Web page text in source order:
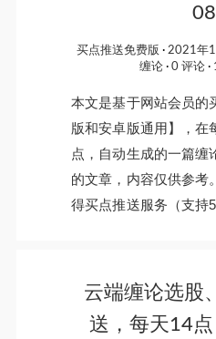
08
买点推送免费版 2021年
缠论
0 评论
本文是基于网站会员的
版和安卓版通用】，在
点，自动生成的一篇缠
的文章，内容仅供参考
得买点推送服务（支持
云端缠论选股
送，每天14